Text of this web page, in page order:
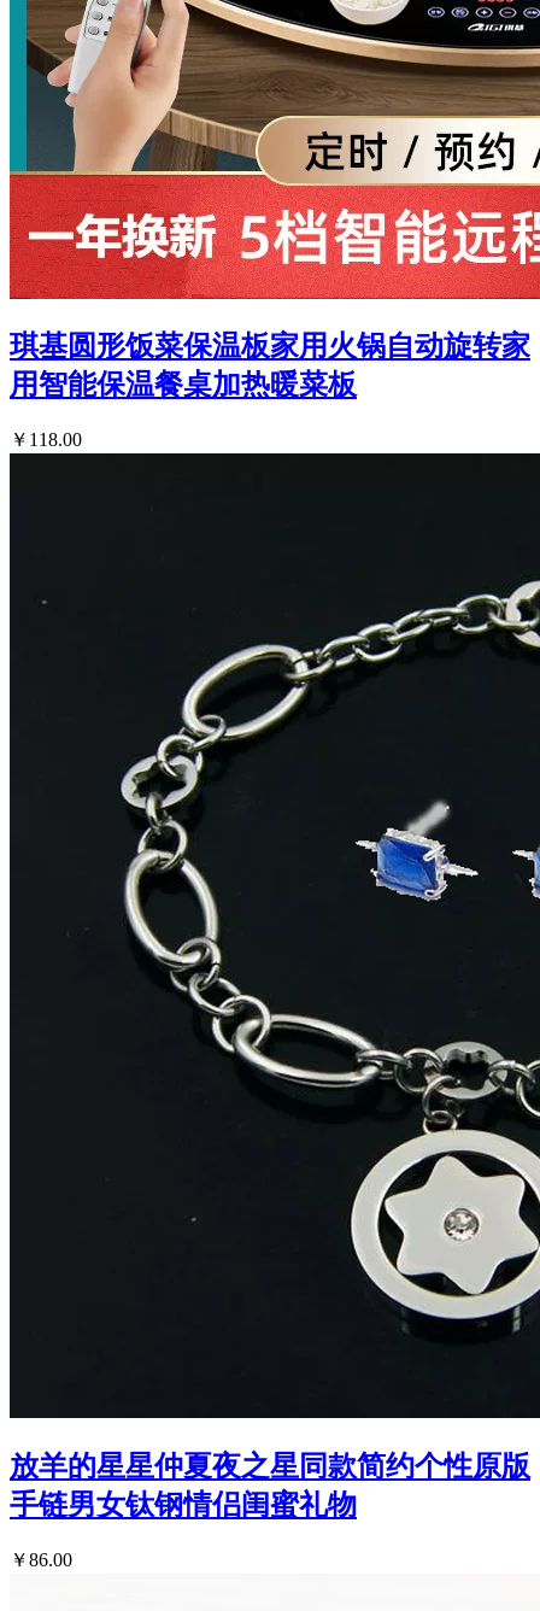
琪基圆形饭菜保温板家用火锅自动旋转家
用智能保温餐桌加热暖菜板
￥118.00
放羊的星星仲夏夜之星同款简约个性原版
手链男女钛钢情侣闺蜜礼物
￥86.00